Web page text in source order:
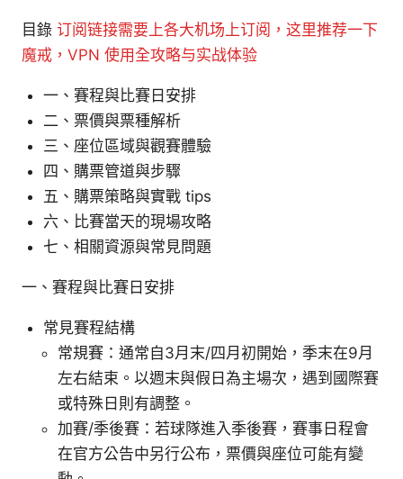
目錄 订阅链接需要上各大机场上订阅，这里推荐一下
魔戒，VPN 使用全攻略与实战体验
一、賽程與比賽日安排
二、票價與票種解析
三、座位區域與觀賽體驗
四、購票管道與步驟
五、購票策略與實戰 tips
六、比賽當天的現場攻略
七、相關資源與常見問題
一、賽程與比賽日安排
常見賽程結構
常規賽：通常自3月末/四月初開始，季末在9月
左右結束。以週末與假日為主場次，遇到國際賽
或特殊日則有調整。
加賽/季後賽：若球隊進入季後賽，賽事日程會
在官方公告中另行公布，票價與座位可能有變